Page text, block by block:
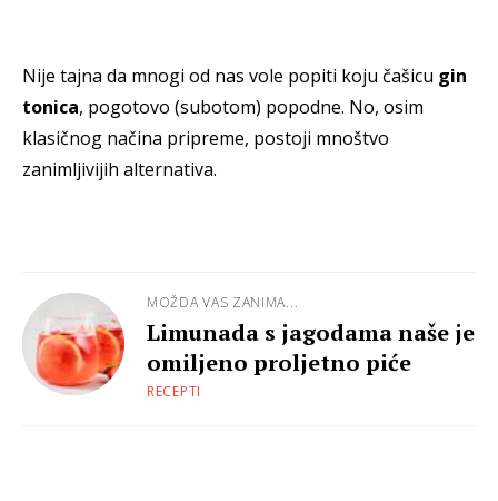
Nije tajna da mnogi od nas vole popiti koju čašicu gin
tonica, pogotovo (subotom) popodne. No, osim
klasičnog načina pripreme, postoji mnoštvo
zanimljivijih alternativa.
MOŽDA VAS ZANIMA...
Limunada s jagodama naše je
omiljeno proljetno piće
RECEPTI